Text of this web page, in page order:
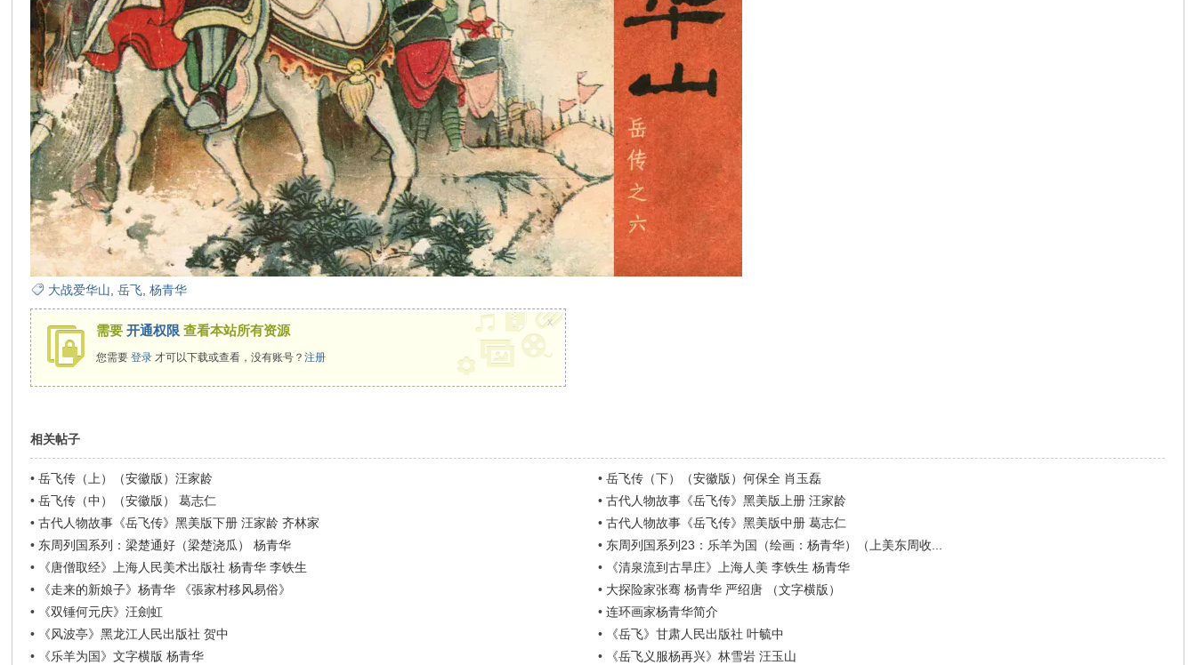
大战爱华山 ,岳飞 ,杨青华
需要开通权限 查看本站所有资源
您需要登录 才可以下载或查看，没有账号？注册
x
相关帖子
•岳飞传（上）（安徽版）汪家龄 • 岳飞传（下）（安徽版）何保全 肖玉磊
•岳飞传（中）（安徽版） 葛志仁 • 古代人物故事《岳飞传》黑美版上册 汪家龄
•古代人物故事《岳飞传》黑美版下册 汪家龄 齐林家 • 古代人物故事《岳飞传》黑美版中册 葛志仁
• 东周列国系列：梁楚通好（梁楚浇瓜） 杨青华 • 东周列国系列23：乐羊为国（绘画：杨青华）（上美东周收...
•
《唐僧取经》上海人民美术出版社 杨青华 李铁生 •
《清泉流到古旱庄》上海人美 李铁生 杨青华
•
《走来的新娘子》杨青华 《張家村移风易俗》 • 大探险家张骞 杨青华 严绍唐 （文字横版）
•
《双锤何元庆》汪劍虹 • 连环画家杨青华简介
•
《风波亭》黑龙江人民出版社 贺中 •
《岳飞》甘肃人民出版社 叶毓中
•
《乐羊为国》文字横版 杨青华 •
《岳飞义服杨再兴》林雪岩 汪玉山